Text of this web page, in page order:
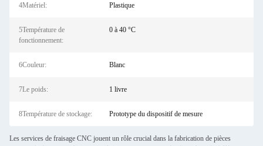
4Matériel: Plastique
5Température de
fonctionnement:
0 à 40 °C
6Couleur: Blanc
7Le poids: 1 livre
8Température de stockage: Prototype du dispositif de mesure
Les services de fraisage CNC jouent un rôle crucial dans la fabrication de pièces